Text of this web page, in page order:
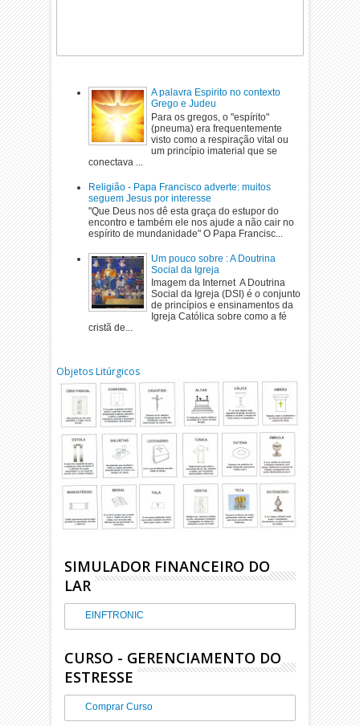
A palavra Espirito no contexto
Grego e Judeu
Para os gregos, o "espírito"
(pneuma) era frequentemente
visto como a respiração vital ou
um princípio imaterial que se
conectava ...
Religião - Papa Francisco adverte: muitos
seguem Jesus por interesse
"Que Deus nos dê esta graça do estupor do
encontro e também ele nos ajude a não cair no
espírito de mundanidade" O Papa Francisc...
Um pouco sobre : A Doutrina
Social da Igreja
Imagem da Internet A Doutrina
Social da Igreja (DSI) é o conjunto
de princípios e ensinamentos da
Igreja Católica sobre como a fé
cristã de...
Objetos Litúrgicos
SIMULADOR FINANCEIRO DO
LAR
EINFTRONIC
CURSO - GERENCIAMENTO DO
ESTRESSE
Comprar Curso